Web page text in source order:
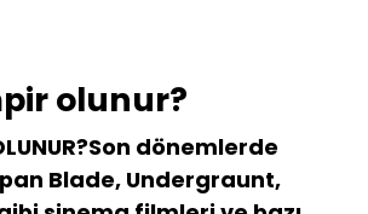
olunur?
dönemlerde
Blade, Undergraunt,